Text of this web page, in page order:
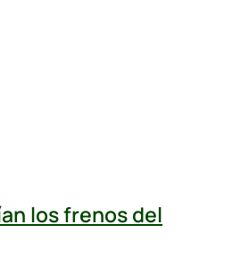
los frenos del